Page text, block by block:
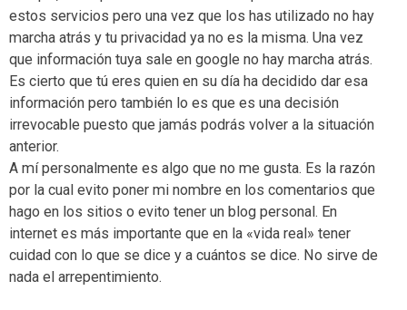
estos servicios pero una vez que los has utilizado no hay
marcha atrás y tu privacidad ya no es la misma. Una vez
que información tuya sale en google no hay marcha atrás.
Es cierto que tú eres quien en su día ha decidido dar esa
información pero también lo es que es una decisión
irrevocable puesto que jamás podrás volver a la situación
anterior.
A mí personalmente es algo que no me gusta. Es la razón
por la cual evito poner mi nombre en los comentarios que
hago en los sitios o evito tener un blog personal. En
internet es más importante que en la «vida real» tener
cuidad con lo que se dice y a cuántos se dice. No sirve de
nada el arrepentimiento.